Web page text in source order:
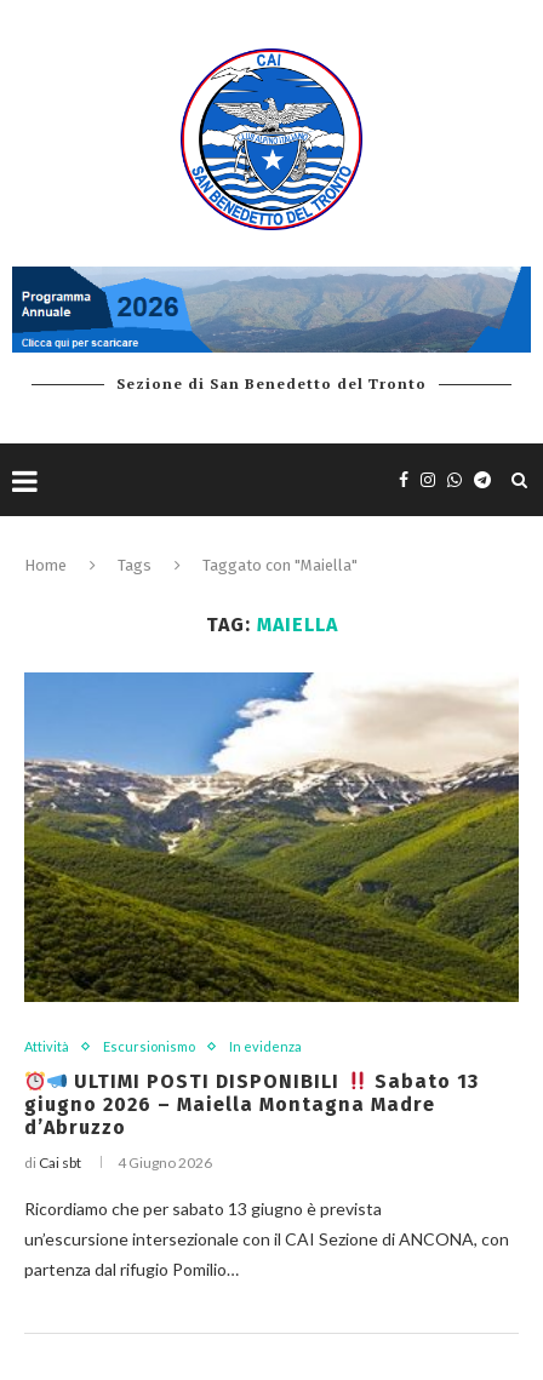
Sezione di San Benedetto del Tronto
Home Tags Taggato con "Maiella"
TAG: MAIELLA
Attività Escursionismo In evidenza
ULTIMI POSTI DISPONIBILI
Sabato 13
giugno 2026 – Maiella Montagna Madre
d’Abruzzo
di Cai sbt 4 Giugno 2026
Ricordiamo che per sabato 13 giugno è prevista
un’escursione intersezionale con il CAI Sezione di ANCONA, con
partenza dal rifugio Pomilio…